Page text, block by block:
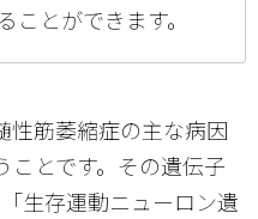
ことができます。
性筋萎縮症の主な病因
ことです。その遺伝子
生存運動ニューロン遺